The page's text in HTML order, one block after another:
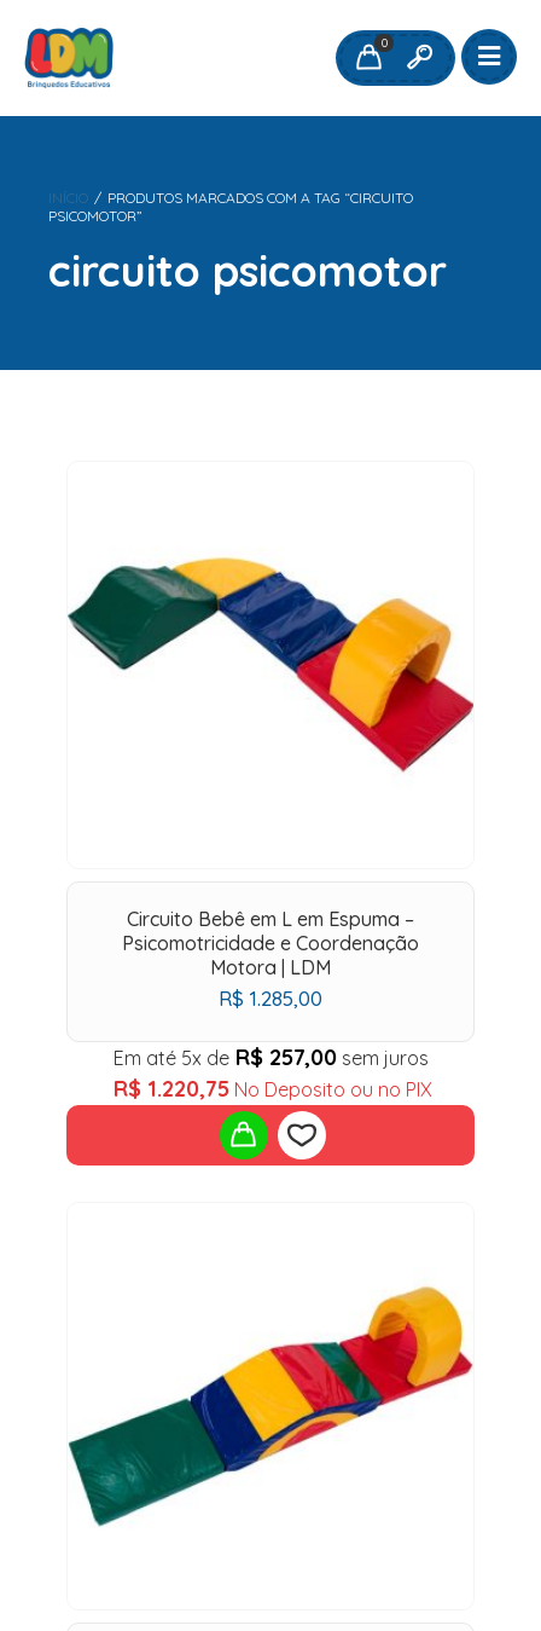
0
INÍCIO / PRODUTOS MARCADOS COM A TAG “CIRCUITO
PSICOMOTOR”
circuito psicomotor
Circuito Bebê em L em Espuma –
Psicomotricidade e Coordenação
Motora | LDM
R$ 1.285,00
Em até 5x de R$ 257,00 sem juros
R$ 1.220,75 No Deposito ou no PIX
wishlist